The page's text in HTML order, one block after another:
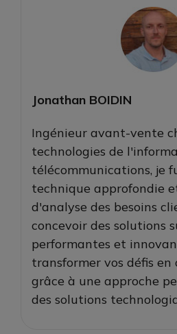
Jonathan BOIDIN
Ingénieur avant-vente
technologies de
télécommunications, je
technique approfondie
d'analyse des besoins
concevoir des solutions
performantes et
transformer vos défis
grâce à une approche
des solutions